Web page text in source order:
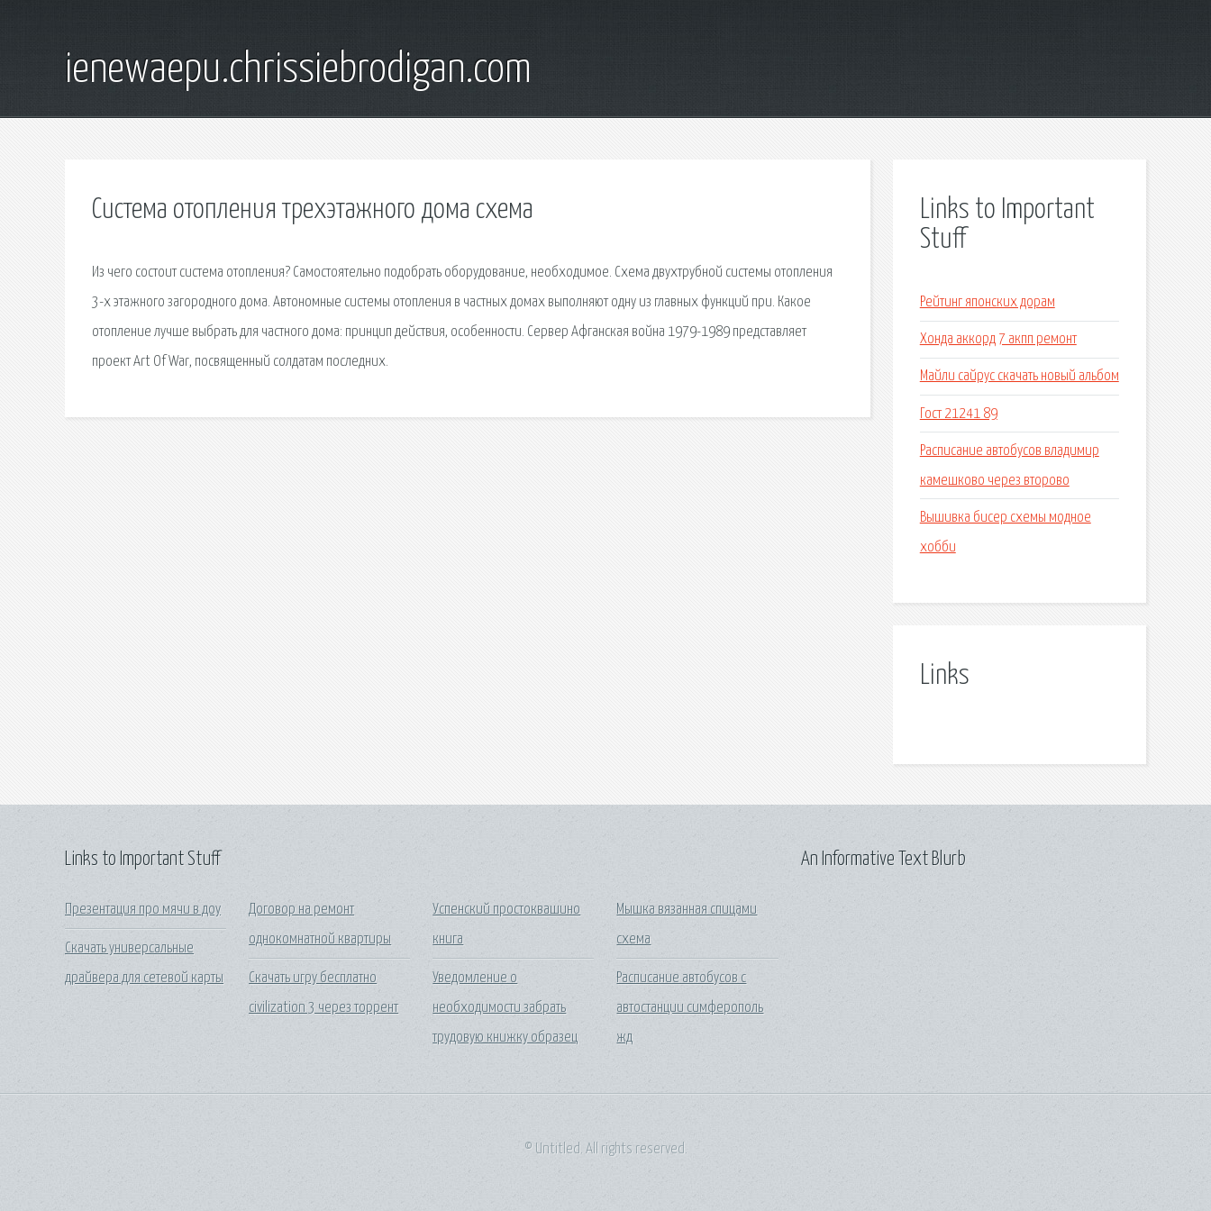
ienewaepu.chrissiebrodigan.com
Система отопления трехэтажного дома схема
Из чего состоит система отопления? Самостоятельно подобрать оборудование, необходимое. Схема двухтрубной системы отопления
3-х этажного загородного дома. Автономные системы отопления в частных домах выполняют одну из главных функций при. Какое
отопление лучше выбрать для частного дома: принцип действия, особенности. Сервер Афганская война 1979-1989 представляет
проект Art Of War, посвященный солдатам последних.
Links to Important
Stuff
Рейтинг японских дорам
Хонда аккорд 7 акпп ремонт
Майли сайрус скачать новый альбом
Гост 21241 89
Расписание автобусов владимир
камешково через второво
Вышивка бисер схемы модное
хобби
Links
Links to Important Stuff
Презентация про мячи в доу
Скачать универсальные
драйвера для сетевой карты
Договор на ремонт
однокомнатной квартиры
Скачать игру бесплатно
civilization 3 через торрент
Успенский простоквашино
книга
Уведомление о
необходимости забрать
трудовую книжку образец
Мышка вязанная спицами
схема
Расписание автобусов с
автостанции симферополь
жд
An Informative Text Blurb
© Untitled. All rights reserved.